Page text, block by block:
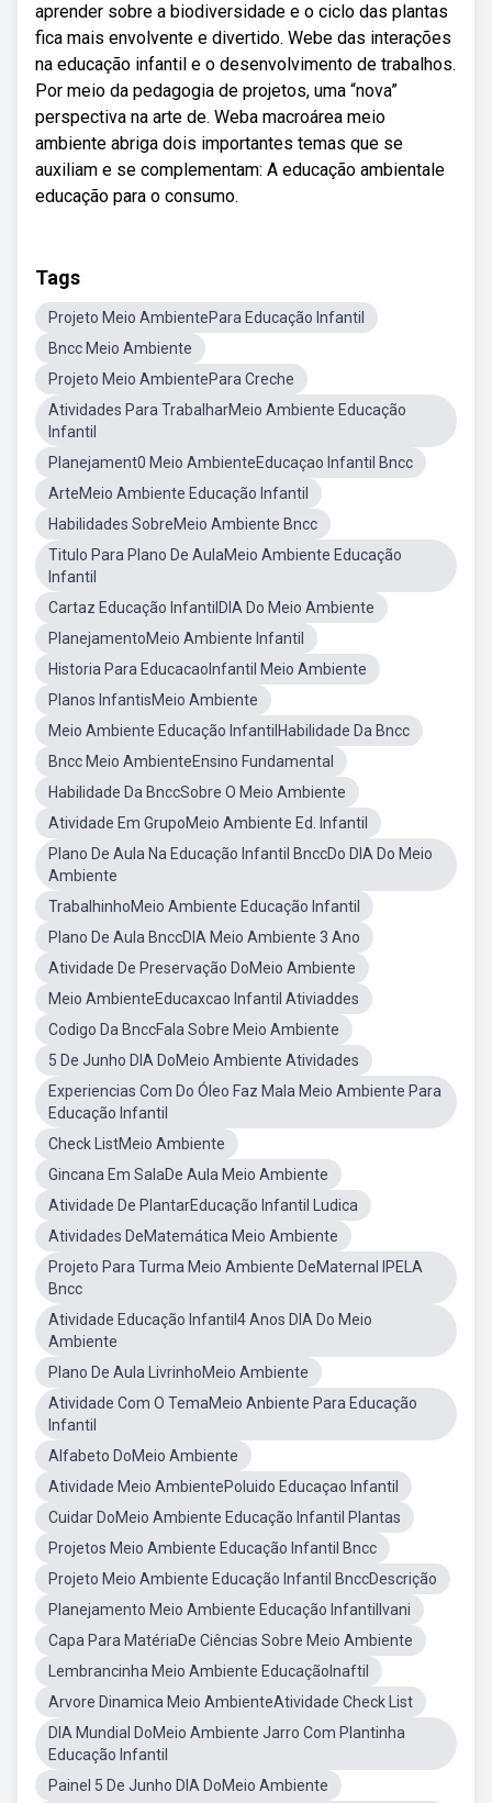
aprender sobre a biodiversidade e o ciclo das plantas
fica mais envolvente e divertido. Webe das interações
na educação infantil e o desenvolvimento de trabalhos.
Por meio da pedagogia de projetos, uma “nova”
perspectiva na arte de. Weba macroárea meio
ambiente abriga dois importantes temas que se
auxiliam e se complementam: A educação ambientale
educação para o consumo.
Tags
Projeto Meio AmbientePara Educação Infantil
Bncc Meio Ambiente
Projeto Meio AmbientePara Creche
Atividades Para TrabalharMeio Ambiente Educação
Infantil
Planejament0 Meio AmbienteEducaçao Infantil Bncc
ArteMeio Ambiente Educação Infantil
Habilidades SobreMeio Ambiente Bncc
Titulo Para Plano De AulaMeio Ambiente Educação
Infantil
Cartaz Educação InfantilDIA Do Meio Ambiente
PlanejamentoMeio Ambiente Infantil
Historia Para EducacaoInfantil Meio Ambiente
Planos InfantisMeio Ambiente
Meio Ambiente Educação InfantilHabilidade Da Bncc
Bncc Meio AmbienteEnsino Fundamental
Habilidade Da BnccSobre O Meio Ambiente
Atividade Em GrupoMeio Ambiente Ed. Infantil
Plano De Aula Na Educação Infantil BnccDo DIA Do Meio
Ambiente
TrabalhinhoMeio Ambiente Educação Infantil
Plano De Aula BnccDIA Meio Ambiente 3 Ano
Atividade De Preservação DoMeio Ambiente
Meio AmbienteEducaxcao Infantil Ativiaddes
Codigo Da BnccFala Sobre Meio Ambiente
5 De Junho DIA DoMeio Ambiente Atividades
Experiencias Com Do Óleo Faz Mala Meio Ambiente Para
Educação Infantil
Check ListMeio Ambiente
Gincana Em SalaDe Aula Meio Ambiente
Atividade De PlantarEducação Infantil Ludica
Atividades DeMatemática Meio Ambiente
Projeto Para Turma Meio Ambiente DeMaternal IPELA
Bncc
Atividade Educação Infantil4 Anos DIA Do Meio
Ambiente
Plano De Aula LivrinhoMeio Ambiente
Atividade Com O TemaMeio Anbiente Para Educação
Infantil
Alfabeto DoMeio Ambiente
Atividade Meio AmbientePoluido Educaçao Infantil
Cuidar DoMeio Ambiente Educação Infantil Plantas
Projetos Meio Ambiente Educação Infantil Bncc
Projeto Meio Ambiente Educação Infantil BnccDescrição
Planejamento Meio Ambiente Educação InfantilIvani
Capa Para MatériaDe Ciências Sobre Meio Ambiente
Lembrancinha Meio Ambiente EducaçãoInaftil
Arvore Dinamica Meio AmbienteAtividade Check List
DIA Mundial DoMeio Ambiente Jarro Com Plantinha
Educação Infantil
Painel 5 De Junho DIA DoMeio Ambiente